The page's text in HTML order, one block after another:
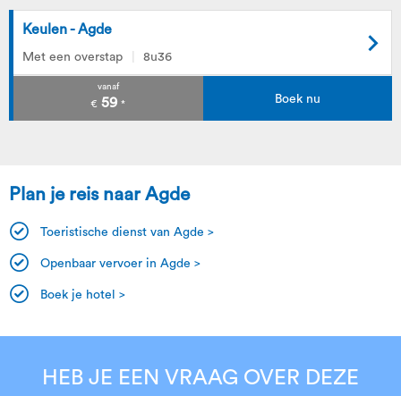
Keulen - Agde
Met een overstap 8u36
vanaf
€ 59 * Boek nu
Plan je reis naar Agde
Toeristische dienst van Agde >
Openbaar vervoer in Agde >
Boek je hotel >
HEB JE EEN VRAAG OVER DEZE